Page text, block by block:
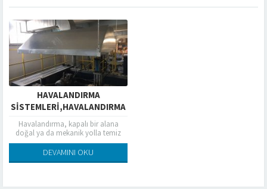
HAVALANDIRMA
SISTEMLERI,HAVALANDIRMA
NEDIR
Havalandırma, kapalı bir alana
doğal ya da mekanik yolla temiz
hava akımı sağlanması. İçeri temiz
hava girerken, buna eşdeğer
hacimde,...
DEVAMINI OKU